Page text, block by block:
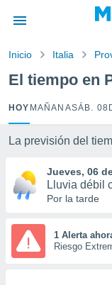
por
para
que se
calidad.
a este
y
digital
basada
Inicio Italia
El tiempo en
HOY MAÑANASÁB. 08
La previsión del
Jueves, 06
Lluvia débil
Por la tarde
1 Alerta
Riesgo